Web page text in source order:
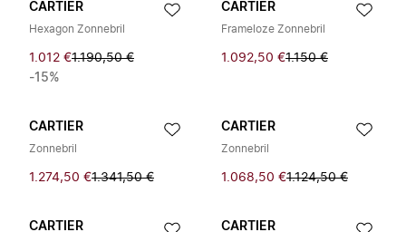
CARTIER
Hexagon Zonnebril
1.012 €1.190,50 €
-15%
CARTIER
Frameloze Zonnebril
1.092,50 €1.150 €
CARTIER
Zonnebril
1.274,50 €1.341,50 €
CARTIER
Zonnebril
1.068,50 €1.124,50 €
CARTIER CARTIER